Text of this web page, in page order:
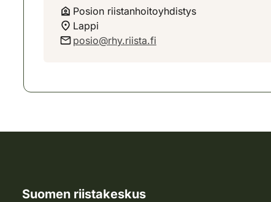
Posion riistanhoitoyhdistys
Lappi
posio@rhy.riista.fi
Suomen riistakeskus